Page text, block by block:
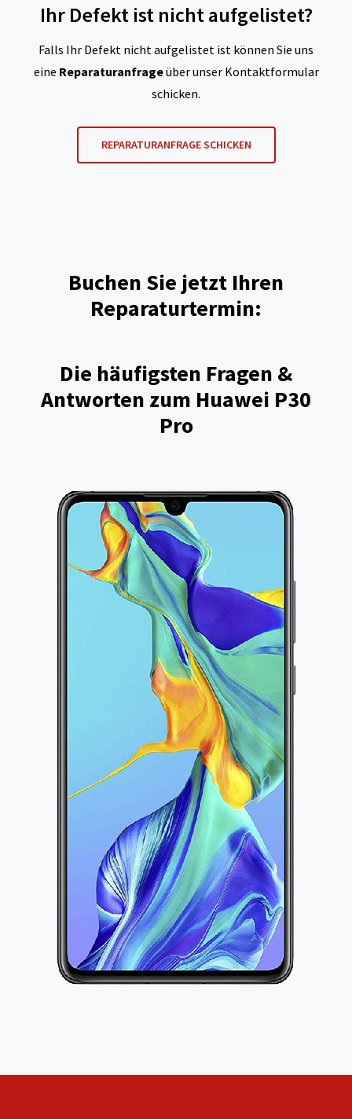
Ihr Defekt ist nicht aufgelistet?
Falls Ihr Defekt nicht aufgelistet ist können Sie uns
eine Reparaturanfrageüber unser Kontaktformular
schicken.
REPARATURANFRAGE SCHICKEN
Buchen Sie jetzt Ihren
Reparaturtermin:
Die häufigsten Fragen &
Antworten zum Huawei P30
Pro